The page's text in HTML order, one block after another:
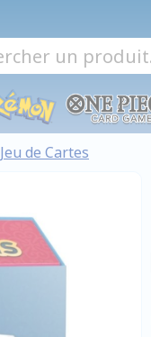
Jeu de Cartes